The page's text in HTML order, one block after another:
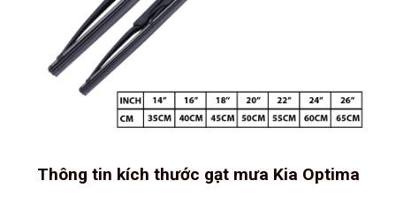
Thông tin kích thước gạt mưa Kia Optima